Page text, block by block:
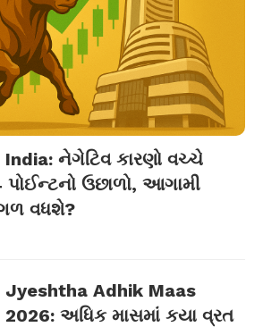
નેગેટિવ કારણો વચ્ચે
ઉછાળો, આગામી
વધશે?
Jyeshtha Adhik Maas
2026: અધિક માસમાં કયા વ્રત